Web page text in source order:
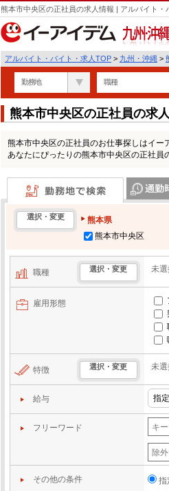
熊本市中央区の正社員の求人情報 | アルバイト
九州・沖縄
アルバイト・バイト・求人TOP > 九州・沖縄 >
勤務地 職種
熊本市中央区の正社員の求
熊本市中央区の正社員のお仕事探しはイー
あなたにぴったりの熊本市中央区の正社員
勤務地で検索
選択・変更
熊本県
熊本市中央区
職種 選択・変更 未選
雇用形態
特徴 選択・変更 未選
給与
フリーワード
その他の条件 指